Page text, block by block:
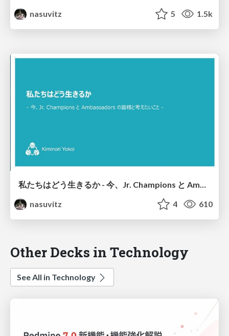
nasuvitz
5 1.5k
私たちはどう生きるか - 今、Jr. Champions と Ambassadors の皆様と考えたいこと -
nasuvitz
4 610
Other Decks in Technology
See All in Technology